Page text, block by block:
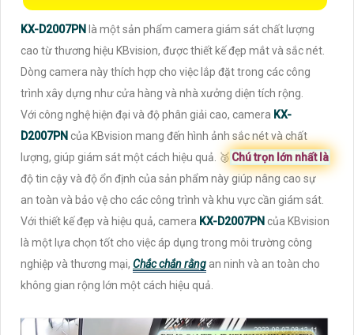
KX-D2007PN là một sản phẩm camera giám sát chất lượng
cao từ thương hiệu KBvision, được thiết kế đẹp mắt và sắc nét.
Dòng camera này thích hợp cho việc lắp đặt trong các công
trình xây dựng như cửa hàng và nhà xưởng diện tích rộng.
Với công nghệ hiện đại và độ phân giải cao, camera KX-
D2007PN của KBvision mang đến hình ảnh sắc nét và chất
lượng, giúp giám sát một cách hiệu quả. ️🥈 Chú trọn lớn nhất là
độ tin cậy và độ ổn định của sản phẩm này giúp nâng cao sự
an toàn và bảo vệ cho các công trình và khu vực cần giám sát.
Với thiết kế đẹp và hiệu quả, camera KX-D2007PN của KBvision
là một lựa chọn tốt cho việc áp dụng trong môi trường công
nghiệp và thương mại, Chắc chắn rằng an ninh và an toàn cho
không gian rộng lớn một cách hiệu quả.